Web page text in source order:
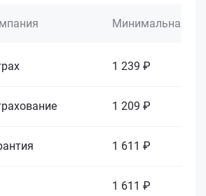
Минимальная
1 239 ₽
1 209 ₽
1 611 ₽
1 611 ₽